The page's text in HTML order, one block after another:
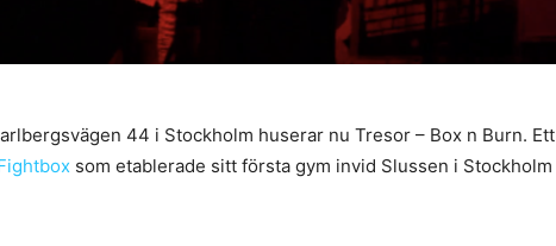
44 i Stockholm huserar nu Tresor – Box n Burn. Ett
som etablerade sitt första gym invid Slussen i Stockholm